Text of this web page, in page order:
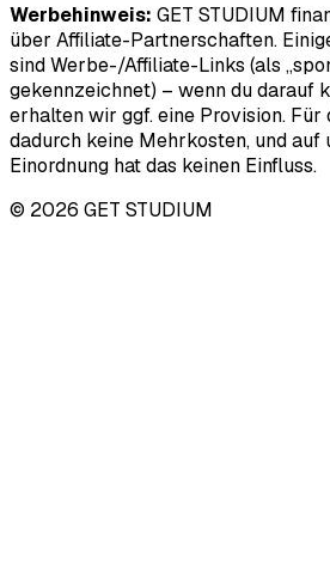
Werbehinweis: GET STUDIUM
über Affiliate-Partnerschaften.
sind Werbe-/Affiliate-Links (als
gekennzeichnet) – wenn du darauf
erhalten wir ggf. eine Provision. Für
dadurch keine Mehrkosten, und
Einordnung hat das keinen Einfluss.
© 2026 GET STUDIUM